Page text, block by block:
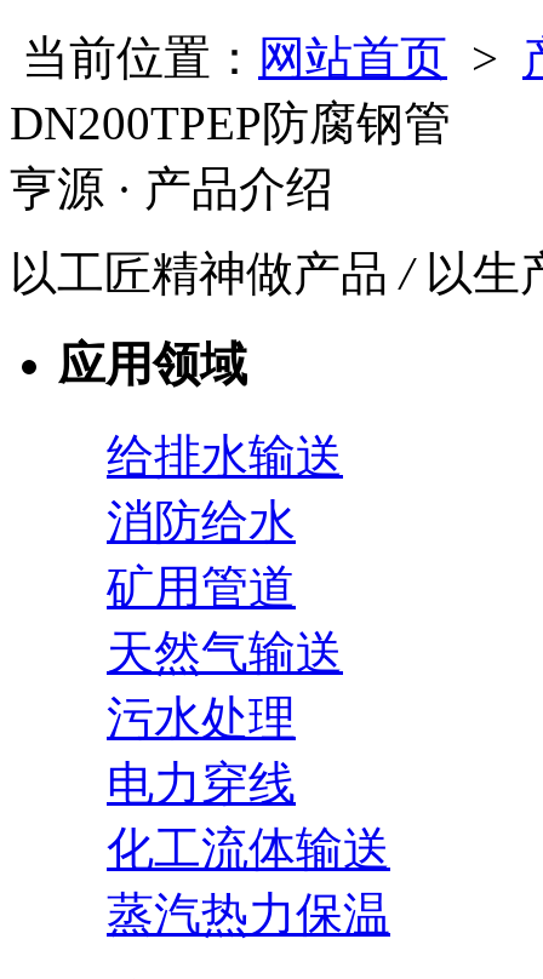
当前位置： 网站首页 >
DN200TPEP防腐钢管
亨源 · 产品介绍
以工匠精神做产品/以生
应用领域
给排水输送
消防给水
矿用管道
天然气输送
污水处理
电力穿线
化工流体输送
蒸汽热力保温